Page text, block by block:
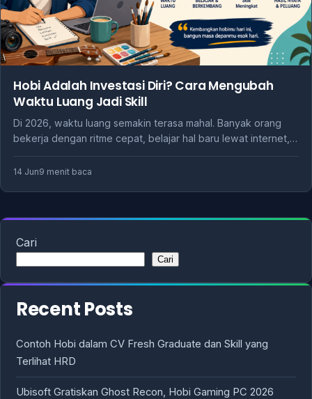
Hobi Adalah Investasi Diri? Cara Mengubah
Waktu Luang Jadi Skill
Di 2026, waktu luang semakin terasa mahal. Banyak orang
bekerja dengan ritme cepat, belajar hal baru lewat internet,…
14 Jun9 menit baca
Cari
Cari
Recent Posts
Contoh Hobi dalam CV Fresh Graduate dan Skill yang
Terlihat HRD
Ubisoft Gratiskan Ghost Recon, Hobi Gaming PC 2026